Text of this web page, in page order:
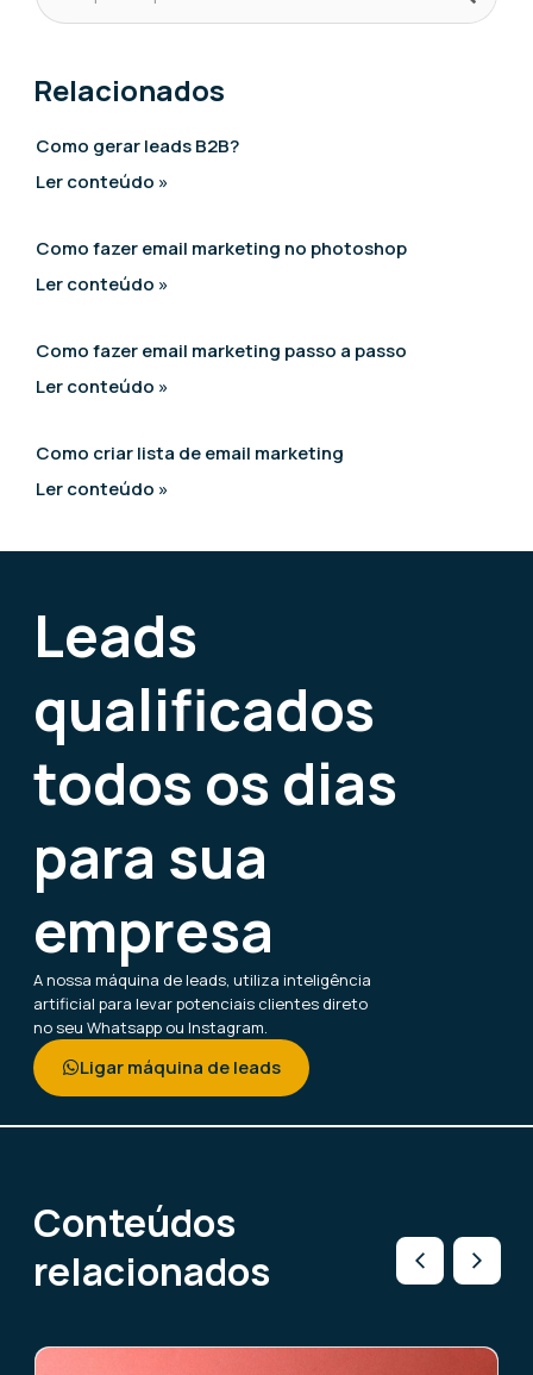
Relacionados
Como gerar leads B2B?
Ler conteúdo »
Como fazer email marketing no photoshop
Ler conteúdo »
Como fazer email marketing passo a passo
Ler conteúdo »
Como criar lista de email marketing
Ler conteúdo »
Leads
qualificados
todos os dias
para sua
empresa
A nossa máquina de leads, utiliza inteligência
artificial para levar potenciais clientes direto
no seu Whatsapp ou Instagram.
Ligar máquina de leads
Conteúdos
relacionados